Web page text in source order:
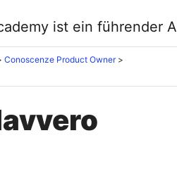
Conoscenze Product Owner